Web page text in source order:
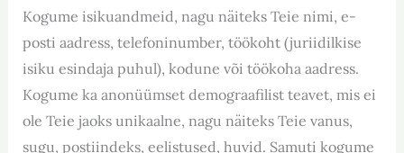
Kogume isikuandmeid, nagu näiteks Teie nimi, e-
posti aadress, telefoninumber, töökoht (juriidilkise
isiku esindaja puhul), kodune või töökoha aadress.
Kogume ka anonüümset demograafilist teavet, mis ei
ole Teie jaoks unikaalne, nagu näiteks Teie vanus,
sugu, postiindeks, eelistused, huvid. Samuti kogume